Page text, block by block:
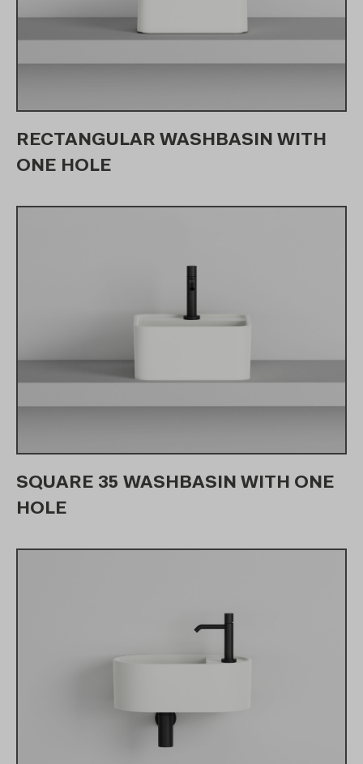
RECTANGULAR WASHBASIN WITH
ONE HOLE
SQUARE 35 WASHBASIN WITH ONE
HOLE